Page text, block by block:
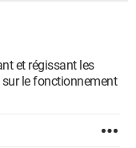
et régissant les
le fonctionnement